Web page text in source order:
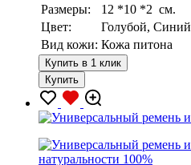
Размеры:
12 *10 *2 см.
Цвет:
Голубой, Синий
Вид кожи: Кожа питона
Купить в 1 клик
Купить
натуральности 100%